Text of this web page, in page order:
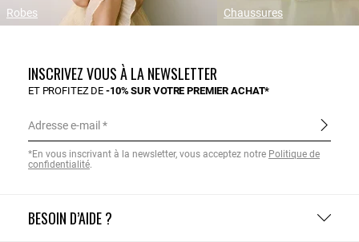
Robes Chaussures
BESOIN D’AIDE ?
INSCRIVEZ VOUS À LA NEWSLETTER
ET PROFITEZ DE-10% SUR VOTRE PREMIER ACHAT*
Adresse e-mail
*En vous inscrivant à la newsletter, vous acceptez notre Politique de
confidentialité.